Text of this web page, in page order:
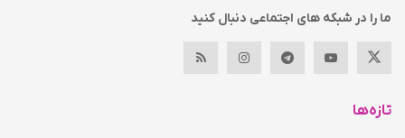
ما را در شبکه های اجتماعی دنبال کنید
تازه‌ها